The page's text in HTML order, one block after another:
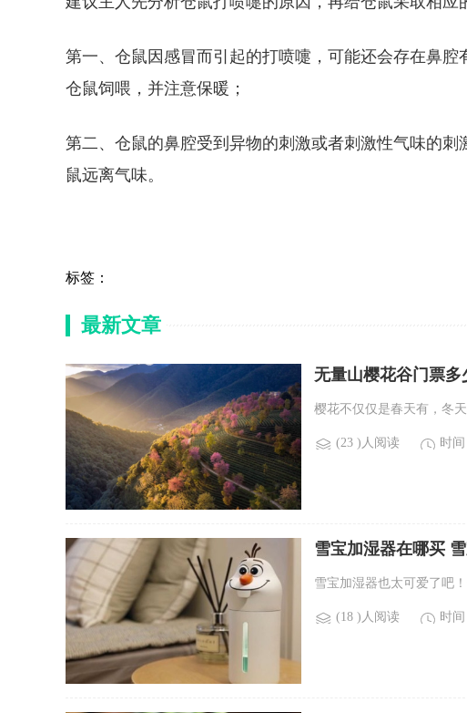
第一、仓鼠因感冒而引起的打喷嚏，可能还会存在鼻
仓鼠饲喂，并注意保暖；
第二、仓鼠的鼻腔受到异物的刺激或者刺激性气味的
鼠远离气味。
标签：
最新文章
无量山樱花谷门票
樱花不仅仅是春天有，冬
(23 )人阅读 时
雪宝加湿器在哪买
雪宝加湿器也太可爱了吧
(18 )人阅读 时